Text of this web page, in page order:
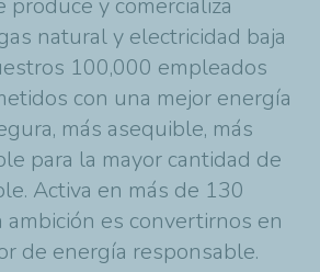
produce y comercializa
natural y electricidad baja
100,000 empleados
con una mejor energía
más asequible, más
para la mayor cantidad de
Activa en más de 130
ambición es convertirnos en
de energía responsable.